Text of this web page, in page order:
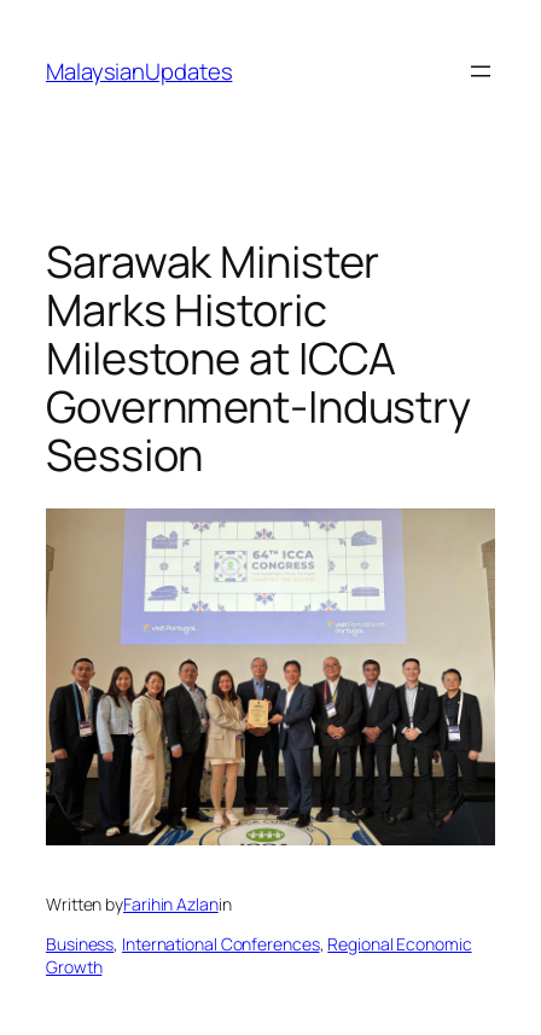
content
MalaysianUpdates
Sarawak Minister
Marks Historic
Milestone at ICCA
Government-Industry
Session
Written byFarihin Azlanin
Business, International Conferences, Regional Economic
Growth